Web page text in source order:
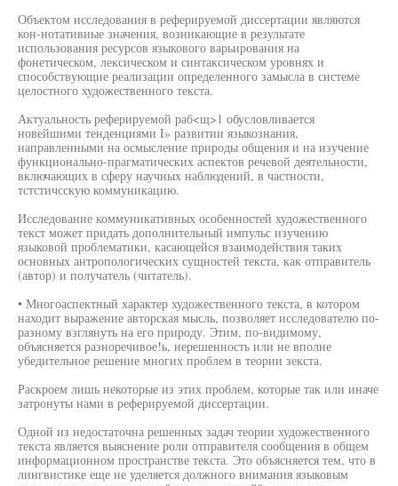
Объектом исследования в реферируемой диссертации являются
кон-нотативиые значения, возникающие в результате
использования ресурсов языкового варьирования на
фонетическом, лексическом и синтаксическом уровнях и
способствующие реализации определенного замысла в системе
целостного художественного текста.
Актуальность реферируемой раб<щ>1 обусловливается
новейшими тенденциями I» развитии языкознания,
направленными на осмысление природы общения и на изучение
функционально-прагматических аспектов речевой деятельности,
включающих в сферу научных наблюдений, в частности,
тстстичсскую коммуникацию.
Исследование коммуникативных особенностей художественного
текст может придать дополнительный импульс изучению
языковой проблематики, касающейся взаимодействия таких
основных антропологических сущностей текста, как отправитель
(автор) и получатель (читатель).
• Многоаспектный характер художественного текста, в котором
находит выражение авторская мысль, позволяет исследователю по-
разному взглянуть на его природу. Этим, по-видимому,
объясняется разноречивое!ь, нерешенность или не вполне
убедительное решение многих проблем в теории зекста.
Раскроем лишь некоторые из этих проблем, которые так или иначе
затронуты нами в реферируемой диссертации.
Одной из недостаточна решенных задач теории художественного
текста является выяснение роли отправителя сообщения в общем
информационном пространстве текста. Это объясняется тем, что в
лингвистике еще не уделяется должного внимания языковым